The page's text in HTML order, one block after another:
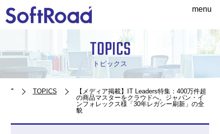
menu
TOPICS
【メディア掲載】IT Leaders特集：400万件超
の商品マスターをクラウドへ。ジャパン・イ
ンフォレックス様「30年レガシー刷新」の全
貌
TOPICS
トピックス